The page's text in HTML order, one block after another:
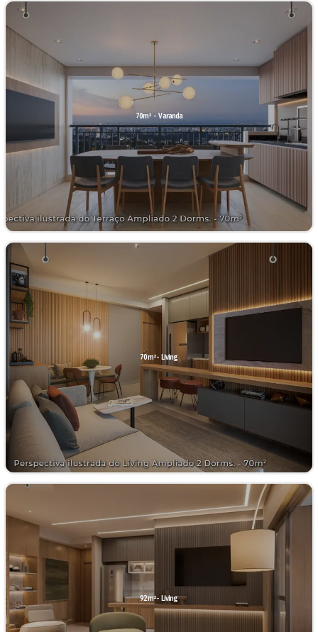
70m² - Varanda
70m²- Living
92m²- Living